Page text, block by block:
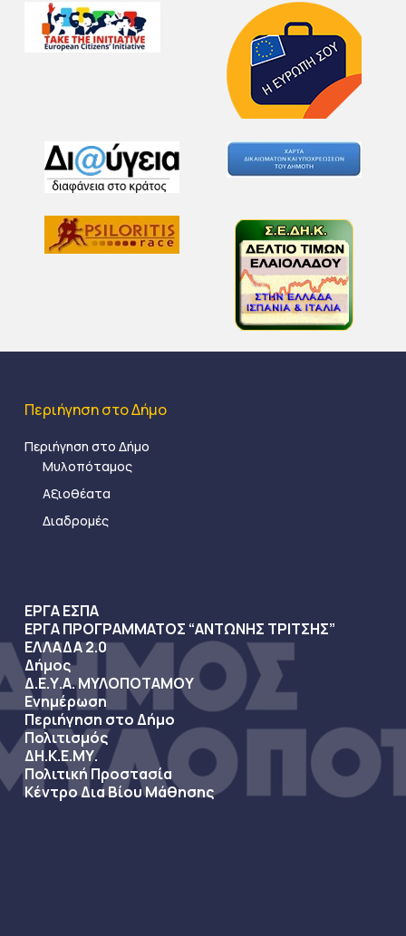
Περιήγηση στο Δήμο
Περιήγηση στο Δήμο
Μυλοπόταμος
Αξιοθέατα
Διαδρομές
ΕΡΓΑ ΕΣΠΑ
ΕΡΓΑ ΠΡΟΓΡΑΜΜΑΤΟΣ “ΑΝΤΩΝΗΣ ΤΡΙΤΣΗΣ”
ΕΛΛΑΔΑ 2.0
Δήμος
Δ.Ε.Υ.Α. ΜΥΛΟΠΟΤΑΜΟΥ
Ενημέρωση
Περιήγηση στο Δήμο
Πολιτισμός
ΔΗ.Κ.Ε.ΜΥ.
Πολιτική Προστασία
Κέντρο Δια Βίου Μάθησης